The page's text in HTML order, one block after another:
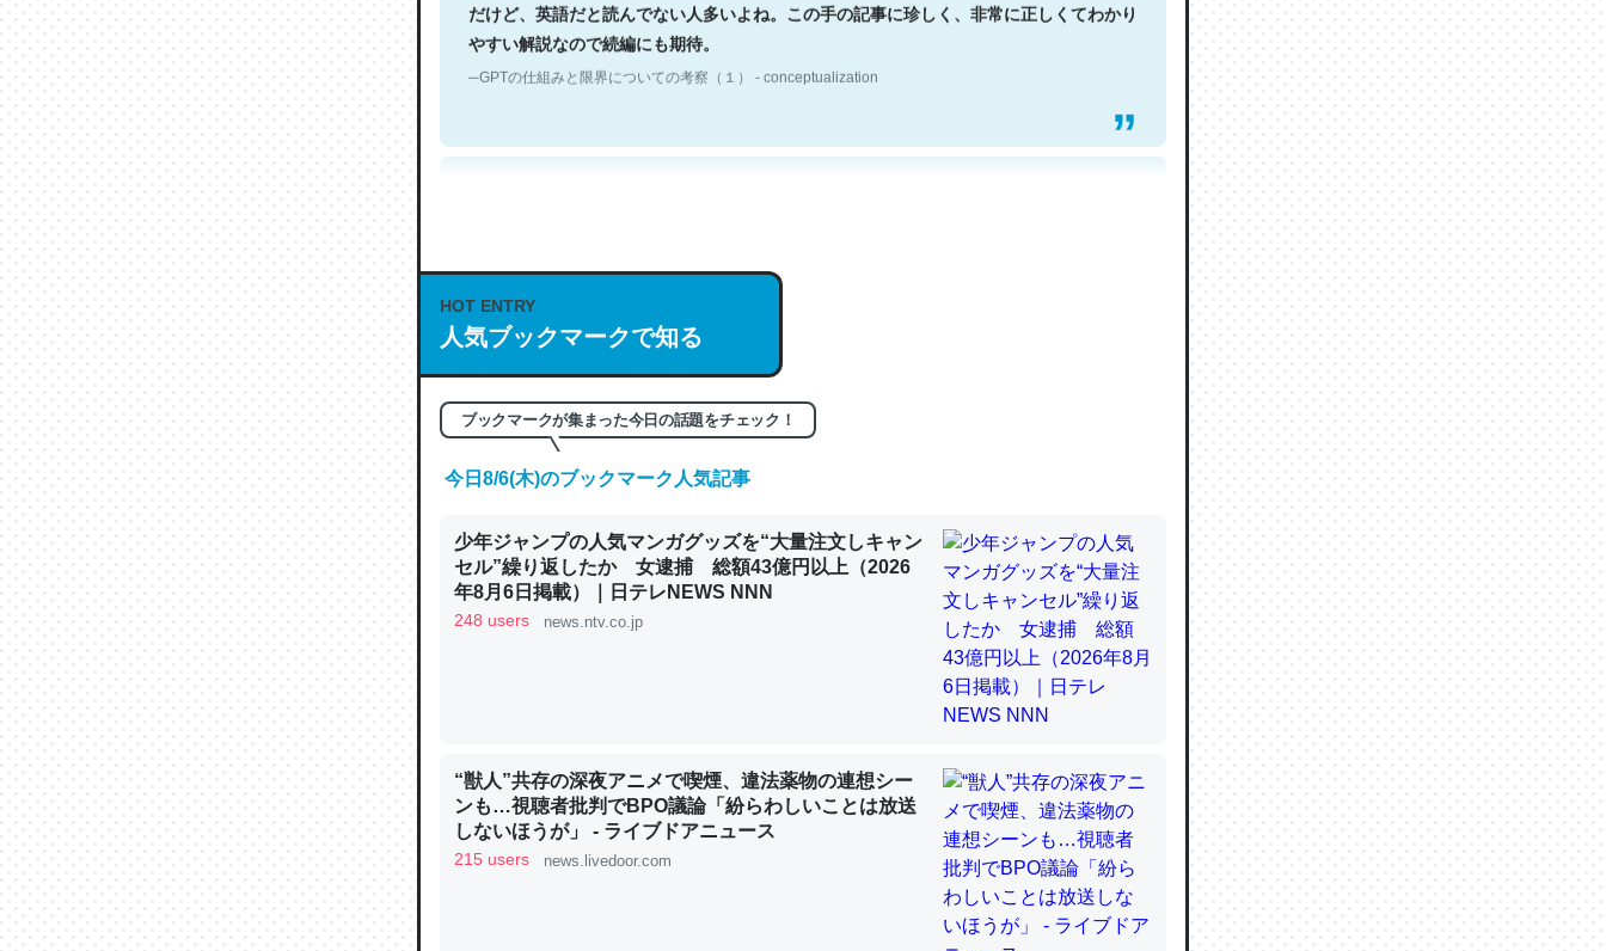
やすい解説なので続編にも期待。
─GPTの仕組みと限界についての考察（１） - conceptualization
─GPTの仕組みと限界についての考察（１） - conceptualization
これは良記事。32768トークンだと英語小説100ページ分くらい。小説でいう「ずっと前
の伏線」は回収されないけど、短期記憶というには多い分量。進化すればするほど分かり
やすく強くなりそう
昆虫ってカルシウム少ないのか。知らんかった。調べたらコオロギのカルシウム分はエビ
論文では「淡水はカルシウムも酸素も不足してて両方に不利だから両方が拮抗してるので
は」とあって面白い。海にいる鋏角類（カブトガニ・ウミグモ）はカルシウムを使わずキ
HOT ENTRY
人気ブックマークで知る
ブックマークが集まった今日の話題をチェック！
今日8/6(木)のブックマーク人気記事
少年ジャンプの人気マンガグッズを“大量注文しキャン
セル”繰り返したか 女逮捕 総額43億円以上（2026
年8月6日掲載）｜日テレNEWS NNN
248 users news.ntv.co.jp
“獣人”共存の深夜アニメで喫煙、違法薬物の連想シー
ンも…視聴者批判でBPO議論「紛らわしいことは放送
しないほうが」 - ライブドアニュース
215 users news.livedoor.com